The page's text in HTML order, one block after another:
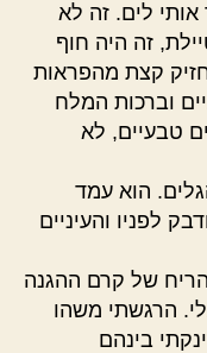
אותי לים. זה לא
זה היה חוף
קצת מהפראות
וברכות המלח
טבעיים, לא
הוא עמד
לפניו והעיניים
של קרם ההגנה
הרגשתי משהו
בינהם